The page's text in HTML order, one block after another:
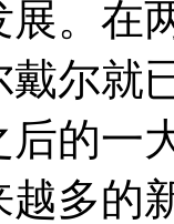
展。在
戴尔就
后的一
越多的